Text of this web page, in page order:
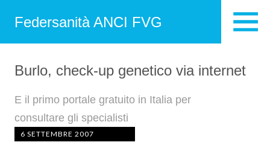
Federsanità ANCI FVG
Burlo, check-up genetico via internet
E il primo portale gratuito in Italia per
consultare gli specialisti
6 SETTEMBRE 2007